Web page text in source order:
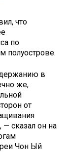
что
по
полуострове.
в
же,
от
сказал он на
Чон Ый